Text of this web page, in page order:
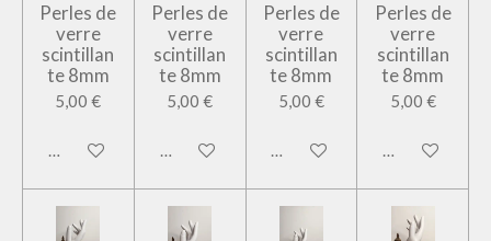
Perles de
verre
scintillan
te 8mm
5,00 €
Ajouter au panier
Perles de
verre
scintillan
te 8mm
5,00 €
Ajouter au panier
Perles de
verre
scintillan
te 8mm
5,00 €
Ajouter au panier
Perles de
verre
scintillan
te 8mm
5,00 €
Ajouter au